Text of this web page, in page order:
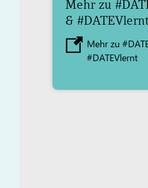
Mehr zu
& #DATEVlernt
Mehr zu
#DATEVlernt